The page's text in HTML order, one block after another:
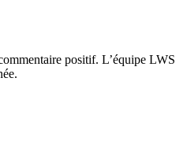
positif. L’équipe LWS